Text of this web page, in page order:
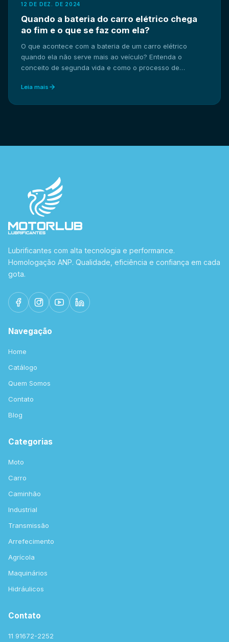
12 DE DEZ. DE 2024
Quando a bateria do carro elétrico chega
ao fim e o que se faz com ela?
O que acontece com a bateria de um carro elétrico
quando ela não serve mais ao veículo? Entenda o
conceito de segunda vida e como o processo de
Leia mais
Lubrificantes com alta tecnologia e performance.
Homologação ANP. Qualidade, eficiência e confiança em cada
gota.
Navegação
Home
Catálogo
Quem Somos
Contato
Blog
Categorias
Moto
Carro
Caminhão
Industrial
Transmissão
Arrefecimento
Agrícola
Maquinários
Hidráulicos
Contato
11 91672-2252